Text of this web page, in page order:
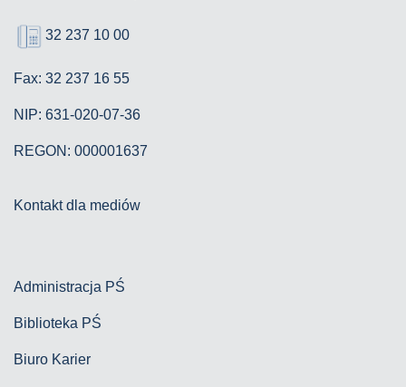
32 237 10 00
Fax: 32 237 16 55
NIP: 631-020-07-36
REGON: 000001637
Kontakt dla mediów
Administracja PŚ
Biblioteka PŚ
Biuro Karier